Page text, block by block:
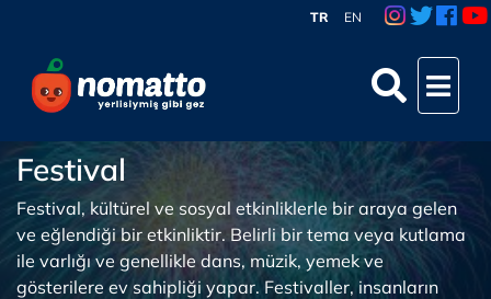
TR EN
Festival
Festival, kültürel ve sosyal etkinliklerle bir araya gelen
ve eğlendiği bir etkinliktir. Belirli bir tema veya kutlama
ile varlığı ve genellikle dans, müzik, yemek ve
gösterilere ev sahipliği yapar. Festivaller, insanların